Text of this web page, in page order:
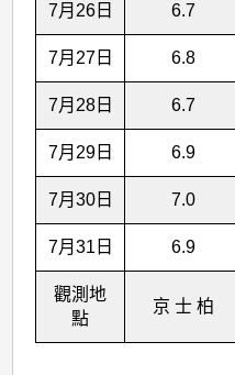
7月26日 6.7
7月27日 6.8
7月28日 6.7
7月29日 6.9
7月30日 7.0
7月31日 6.9
觀測地
點
京 士 柏